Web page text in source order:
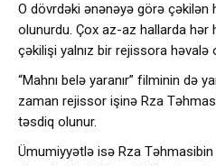
O dövrdəki ənənəyə görə
olunurdu. Çox az-az hallarda hər
çəkilişi yalnız bir rejissora həvalə
“Mahnı belə yaranır” filminin də
zaman rejissor işinə Rza
təsdiq olunur.
Ümumiyyətlə isə Rza